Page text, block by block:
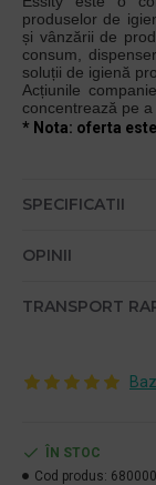
produselor de
și vânzării de
consum,
soluții de igienă
Acțiunile
concentrează pe
* Nota: oferta
SPECIFICATII
OPINII
TRANSPORT
ÎN STOC
Cod produs: 680000